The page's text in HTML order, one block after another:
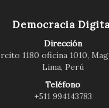
Democracia
Dirección
1180 oficina 1010,
Lima, Perú
Teléfono
+511 994143783